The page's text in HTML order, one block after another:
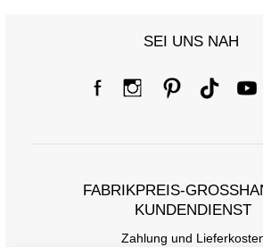
SEI UNS NAH
FABRIKPREIS-
UNDENDIENST
Zahlung und